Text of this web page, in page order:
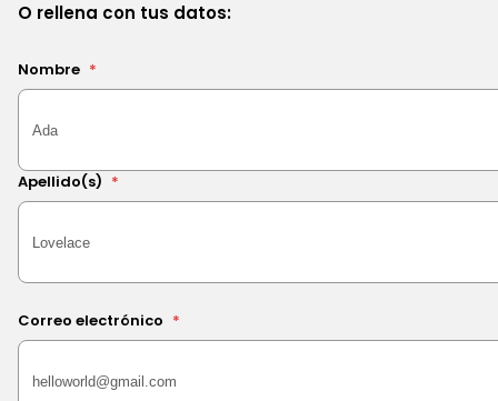
O rellena con tus datos:
Nombre *
Apellido(s) *
Correo electrónico *